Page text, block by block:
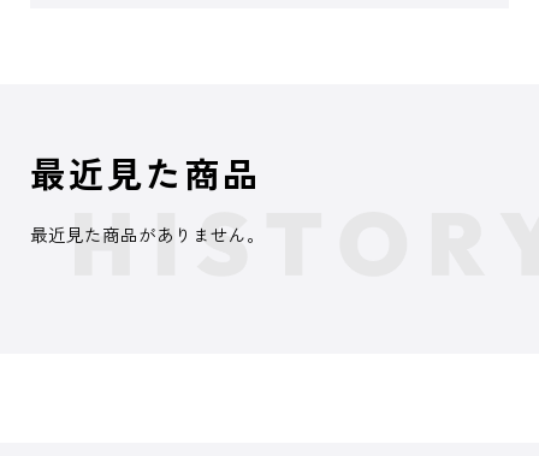
最近見た商品
最近見た商品がありません。